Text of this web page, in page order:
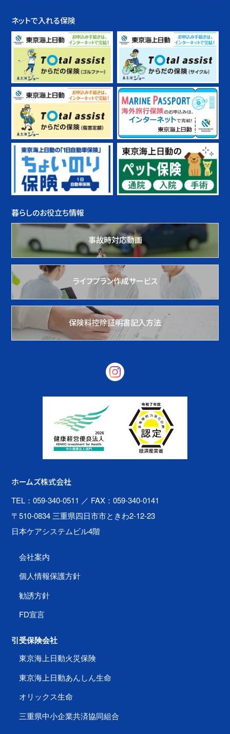
ネットで入れる保険
暮らしのお役立ち情報
事故時対応動画
ライフプラン作成サービス
保険料控除証明書記入方法
ホームズ株式会社
TEL：059-340-0511 ／ FAX：059-340-0141
〒510-0834 三重県四日市市ときわ2-12-23
日本ケアシステムビル4階
会社案内
個人情報保護方針
勧誘方針
FD宣言
引受保険会社
東京海上日動火災保険
東京海上日動あんしん生命
オリックス生命
三重県中小企業共済協同組合